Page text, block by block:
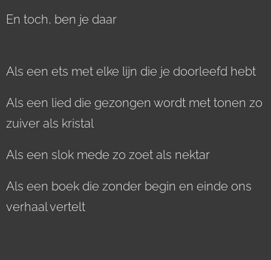
En toch, ben je daar
Als een ets met elke lijn die je doorleefd hebt
Als een lied die gezongen wordt met tonen zo
zuiver als kristal
Als een slok mede zo zoet als nektar
Als een boek die zonder begin en einde ons
verhaal vertelt